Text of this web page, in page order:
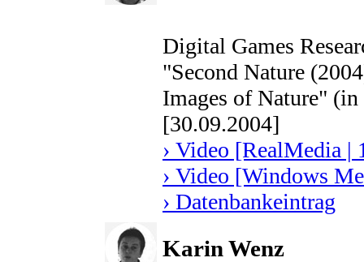
Digital Games
"Second Nature
Images of Nature"
[30.09.2004]
› Video [RealMedia |
› Video [Windows
› Datenbankeintrag
Karin Wenz